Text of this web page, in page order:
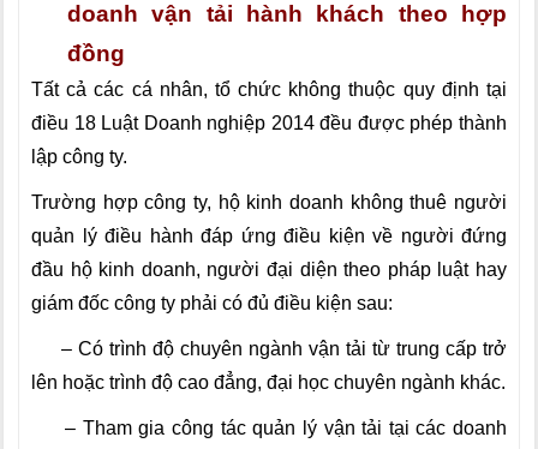
doanh vận tải hành khách theo hợp
đồng
Tất cả các cá nhân, tổ chức không thuộc quy định tại
điều 18 Luật Doanh nghiệp 2014 đều được phép thành
lập công ty.
Trường hợp công ty, hộ kinh doanh không thuê người
quản lý điều hành đáp ứng điều kiện về người đứng
đầu hộ kinh doanh, người đại diện theo pháp luật hay
giám đốc công ty phải có đủ điều kiện sau:
– Có trình độ chuyên ngành vận tải từ trung cấp trở
lên hoặc trình độ cao đẳng, đại học chuyên ngành khác.
– Tham gia công tác quản lý vận tải tại các doanh